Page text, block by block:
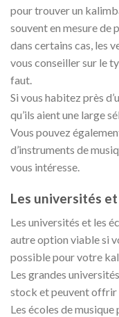
pour trouver un
souvent en mesure de
dans certains cas, les
vous conseiller sur le
faut.
Si vous habitez près
qu’ils aient une large
Vous pouvez
d’instruments de
vous intéresse.
Les universités
Les universités et les
autre option viable si
possible pour votre
Les grandes
stock et peuvent offrir
Les écoles de